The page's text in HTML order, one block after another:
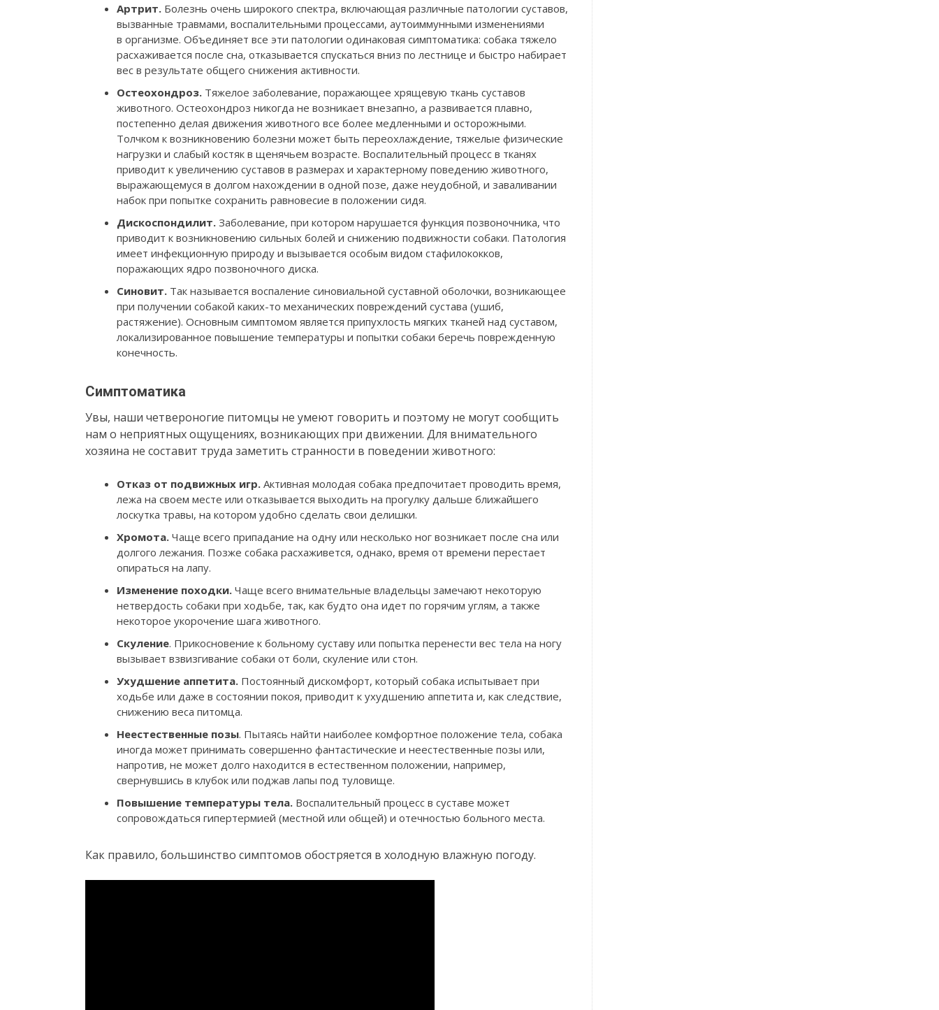
Артрит. Болезнь очень широкого спектра, включающая различные патологии суставов,
вызванные травмами, воспалительными процессами, аутоиммунными изменениями
в организме. Объединяет все эти патологии одинаковая симптоматика: собака тяжело
расхаживается после сна, отказывается спускаться вниз по лестнице и быстро набирает
вес в результате общего снижения активности.
Остеохондроз. Тяжелое заболевание, поражающее хрящевую ткань суставов
животного. Остеохондроз никогда не возникает внезапно, а развивается плавно,
постепенно делая движения животного все более медленными и осторожными.
Толчком к возникновению болезни может быть переохлаждение, тяжелые физические
нагрузки и слабый костяк в щенячьем возрасте. Воспалительный процесс в тканях
приводит к увеличению суставов в размерах и характерному поведению животного,
выражающемуся в долгом нахождении в одной позе, даже неудобной, и заваливании
набок при попытке сохранить равновесие в положении сидя.
Дискоспондилит. Заболевание, при котором нарушается функция позвоночника, что
приводит к возникновению сильных болей и снижению подвижности собаки. Патология
имеет инфекционную природу и вызывается особым видом стафилококков,
поражающих ядро позвоночного диска.
Синовит. Так называется воспаление синовиальной суставной оболочки, возникающее
при получении собакой каких-то механических повреждений сустава (ушиб,
растяжение). Основным симптомом является припухлость мягких тканей над суставом,
локализированное повышение температуры и попытки собаки беречь поврежденную
конечность.
Симптоматика
Увы, наши четвероногие питомцы не умеют говорить и поэтому не могут сообщить
нам о неприятных ощущениях, возникающих при движении. Для внимательного
хозяина не составит труда заметить странности в поведении животного:
Отказ от подвижных игр. Активная молодая собака предпочитает проводить время,
лежа на своем месте или отказывается выходить на прогулку дальше ближайшего
лоскутка травы, на котором удобно сделать свои делишки.
Хромота. Чаще всего припадание на одну или несколько ног возникает после сна или
долгого лежания. Позже собака расхаживется, однако, время от времени перестает
опираться на лапу.
Изменение походки. Чаще всего внимательные владельцы замечают некоторую
нетвердость собаки при ходьбе, так, как будто она идет по горячим углям, а также
некоторое укорочение шага животного.
Скуление. Прикосновение к больному суставу или попытка перенести вес тела на ногу
вызывает взвизгивание собаки от боли, скуление или стон.
Ухудшение аппетита. Постоянный дискомфорт, который собака испытывает при
ходьбе или даже в состоянии покоя, приводит к ухудшению аппетита и, как следствие,
снижению веса питомца.
Неестественные позы. Пытаясь найти наиболее комфортное положение тела, собака
иногда может принимать совершенно фантастические и неестественные позы или,
напротив, не может долго находится в естественном положении, например,
свернувшись в клубок или поджав лапы под туловище.
Повышение температуры тела. Воспалительный процесс в суставе может
сопровождаться гипертермией (местной или общей) и отечностью больного места.
Как правило, большинство симптомов обостряется в холодную влажную погоду.